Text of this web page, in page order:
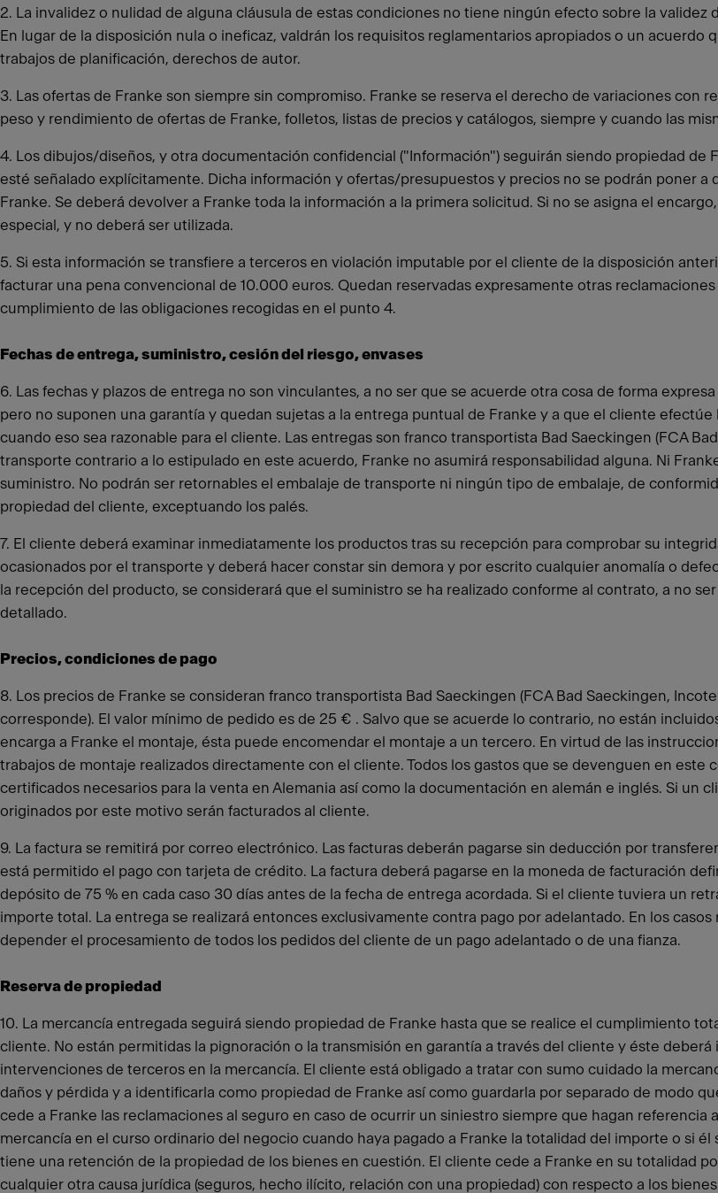
2. La invalidez o nulidad de alguna cláusula de estas condiciones no tiene ningún efecto sobre la
En lugar de la disposición nula o ineficaz, valdrán los requisitos reglamentarios apropiados o un
trabajos de planificación, derechos de autor.
3. Las ofertas de Franke son siempre sin compromiso. Franke se reserva el derecho de variaciones con
peso y rendimiento de ofertas de Franke, folletos, listas de precios y catálogos, siempre y cuando las
4. Los dibujos/diseños, y otra documentación confidencial ("Información") seguirán siendo propiedad
esté señalado explícitamente. Dicha información y ofertas/presupuestos y precios no se podrán poner
Franke. Se deberá devolver a Franke toda la información a la primera solicitud. Si no se asigna el
especial, y no deberá ser utilizada.
5. Si esta información se transfiere a terceros en violación imputable por el cliente de la disposición
facturar una pena convencional de 10.000 euros. Quedan reservadas expresamente otras
cumplimiento de las obligaciones recogidas en el punto 4.
Fechas de entrega, suministro, cesión del riesgo, envases
6. Las fechas y plazos de entrega no son vinculantes, a no ser que se acuerde otra cosa de forma
pero no suponen una garantía y quedan sujetas a la entrega puntual de Franke y a que el cliente
cuando eso sea razonable para el cliente. Las entregas son franco transportista Bad Saeckingen (FCA
transporte contrario a lo estipulado en este acuerdo, Franke no asumirá responsabilidad alguna. Ni
suministro. No podrán ser retornables el embalaje de transporte ni ningún tipo de embalaje, de
propiedad del cliente, exceptuando los palés.
7. El cliente deberá examinar inmediatamente los productos tras su recepción para comprobar su
ocasionados por el transporte y deberá hacer constar sin demora y por escrito cualquier anomalía o
la recepción del producto, se considerará que el suministro se ha realizado conforme al contrato, a no
detallado.
Precios, condiciones de pago
8. Los precios de Franke se consideran franco transportista Bad Saeckingen (FCA Bad Saeckingen,
corresponde). El valor mínimo de pedido es de 25 € . Salvo que se acuerde lo contrario, no están
encarga a Franke el montaje, ésta puede encomendar el montaje a un tercero. En virtud de las
trabajos de montaje realizados directamente con el cliente. Todos los gastos que se devenguen en
certificados necesarios para la venta en Alemania así como la documentación en alemán e inglés. Si un
originados por este motivo serán facturados al cliente.
9. La factura se remitirá por correo electrónico. Las facturas deberán pagarse sin deducción por
está permitido el pago con tarjeta de crédito. La factura deberá pagarse en la moneda de facturación
depósito de 75 % en cada caso 30 días antes de la fecha de entrega acordada. Si el cliente tuviera un
importe total. La entrega se realizará entonces exclusivamente contra pago por adelantado. En los
depender el procesamiento de todos los pedidos del cliente de un pago adelantado o de una fianza.
Reserva de propiedad
10. La mercancía entregada seguirá siendo propiedad de Franke hasta que se realice el cumplimiento
cliente. No están permitidas la pignoración o la transmisión en garantía a través del cliente y éste
intervenciones de terceros en la mercancía. El cliente está obligado a tratar con sumo cuidado la
daños y pérdida y a identificarla como propiedad de Franke así como guardarla por separado de modo
cede a Franke las reclamaciones al seguro en caso de ocurrir un siniestro siempre que hagan
mercancía en el curso ordinario del negocio cuando haya pagado a Franke la totalidad del importe o si
tiene una retención de la propiedad de los bienes en cuestión. El cliente cede a Franke en su totalidad
cualquier otra causa jurídica (seguros, hecho ilícito, relación con una propiedad) con respecto a los